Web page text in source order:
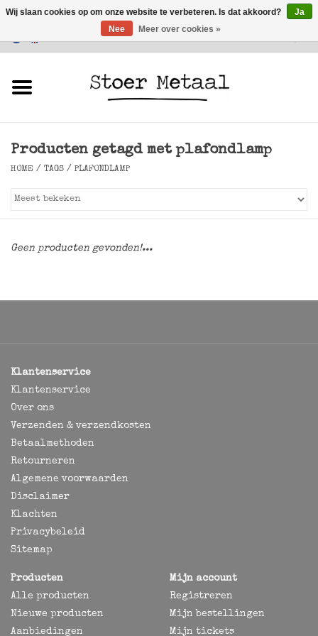
Klantenservice
Verlichting
Producten getagd met plafondlamp
HOME / TAGS / PLAFONDLAMP
Geen producten gevonden!...
Klantenservice
Klantenservice
Over ons
Verzenden & verzendkosten
Betaalmethoden
Retourneren
Algemene voorwaarden
Disclaimer
Klachten
Privacybeleid
Sitemap
Producten
Alle producten
Nieuwe producten
Aanbiedingen
Mijn account
Registreren
Mijn bestellingen
Mijn tickets
Wij slaan cookies op om onze website te verbeteren. Is dat akkoord?
Ja
Nee
Meer over cookies »